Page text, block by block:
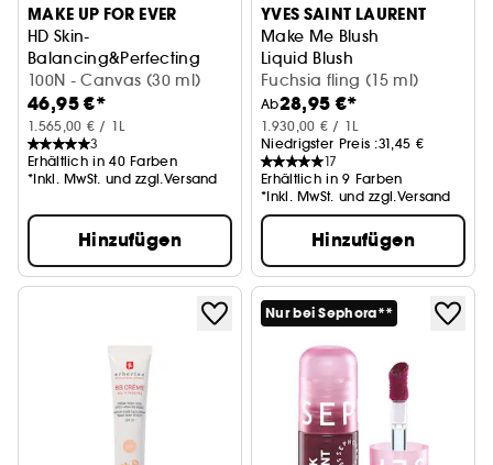
MAKE UP FOR EVER
HD Skin-
Balancing&Perfecting
Feuchtigkeitsspendende Foundation
100N - Canvas (30 ml)
46,95 €*
1.565,00 € / 1L
3
Erhältlich in 40 Farben
*Inkl. MwSt. und zzgl.Versand
Hinzufügen
YVES SAINT LAURENT
Make Me Blush
Liquid Blush
Fuchsia fling (15 ml)
Ab28,95 €*
1.930,00 € / 1L
Niedrigster Preis :31,45 €
17
Erhältlich in 9 Farben
*Inkl. MwSt. und zzgl.Versand
Hinzufügen
Nur bei Sephora**